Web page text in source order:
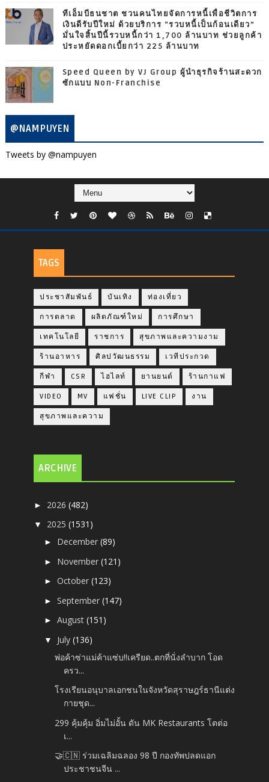
ทีเอ็มบีธนชาต ชวนคนไทยจัดการหนี้เพื่อชีวิตการ
เงินดีรับปีใหม่ ด้วยบริการ “รวบหนี้เป็นก้อนเดียว”
มั่นใจสิ้นปีนี้รวบหนี้กว่า 1,700 ล้านบาท ช่วยลูกค้า
ประหยัดดอกเบี้ยกว่า 225 ล้านบาท
Speed Queen by VJ Group ผู้นำธุรกิจร้านสะดวก
ซักแบบ Non-Franchise
@NAMPUYEN
Tweets by @nampuyen
TAGS
ประชาสัมพันธ์ บันเทิง ท่องเที่ยว
การตลาด ผลิตภัณฑ์ใหม่ การศึกษา
เทคโนโลยี ราชการ สุขภาพและความงาม
ร้านอาหาร ศิลปวัฒนธรรม เวทีประกวด
กีฬา CSR ไฮไลท์ ยานยนต์ ร้านกาแฟ
VIDEO MV แฟชั่น LIVE CLIP งาน
สุขภาพและความ
ARCHIVE
► 2026(482)
▼ 2025(1531)
► December(89)
► November(121)
►October(123)
►September(147)
►August(151)
▼ July(136)
พ่อค้าซ่าแม่ค้าแซ่บ!!เครียด..ตกที่นั่งลำบาก โอด
ครว...
โรงเรียนอนุบาลเอกชนในจังหวัดสุราษฎร์ธานีแต่ง
กายชุด...
299 คุ้มคุ้ม อิ่มไม่อั้น ดัน MK Restaurants โตต่อ
เ...
🤝🇨🇳 ร่วมเฉลิมฉลอง 98 ปี กองทัพปลดแอก
ประชาชนจีน ...